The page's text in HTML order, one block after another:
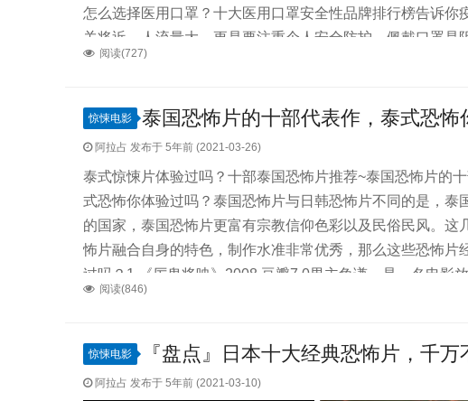
怎么选择医用口罩？十大医用口罩安全性品牌排行榜告诉
关将近，人流量大，更是要注重个人安全防护。佩戴口罩
重中之重。不知道大家有没有这样的困惑，线上购买口罩时
用，赶快收藏起来啦~先附上四种口罩执行标准对比十大医
阅读(727)
惊悚电影 泰国恐怖片的十部代表作，泰式恐怖
阿拉占 发布于 5年前 (2021-03-26)
泰式惊悚片体验过吗？十部泰国恐怖片推荐~泰国恐怖片的
式恐怖你体验过吗？泰国恐怖片与日韩恐怖片不同的是，泰
的国家，泰国恐怖片更富有宗教信仰色彩以及民俗民风。这
怖片融合自身的特色，制作水准非常优秀，那么这些恐怖片
过吗？1.《厉鬼将映》2008 豆瓣7.0男主角谦，是一名电影
欠了一屁股债，为了还债，谦被黑道人物逼着录制一部即将
阅读(846)
惊悚电影 『盘点』日本十大经典恐怖片，千
阿拉占 发布于 5年前 (2021-03-10)